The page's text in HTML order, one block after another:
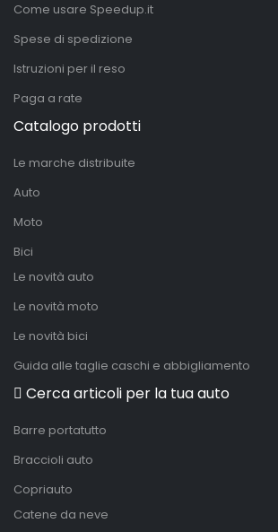
Come usare Speedup.it
Spese di spedizione
Istruzioni per il reso
Paga a rate
Catalogo prodotti
Le marche distribuite
Auto
Moto
Bici
Le novità auto
Le novità moto
Le novità bici
Guida alle taglie caschi e abbigliamento
Cerca articoli per la tua auto
Barre portatutto
Braccioli auto
Copriauto
Catene da neve